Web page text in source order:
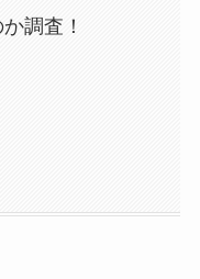
調査！